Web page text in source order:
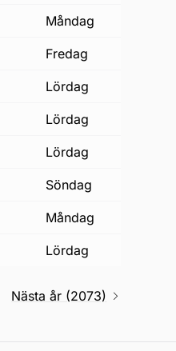
måndag
fredag
lördag
lördag
lördag
söndag
måndag
lördag
Nästa år (2073)